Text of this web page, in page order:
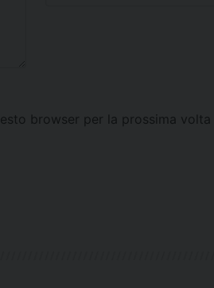
browser per la prossima